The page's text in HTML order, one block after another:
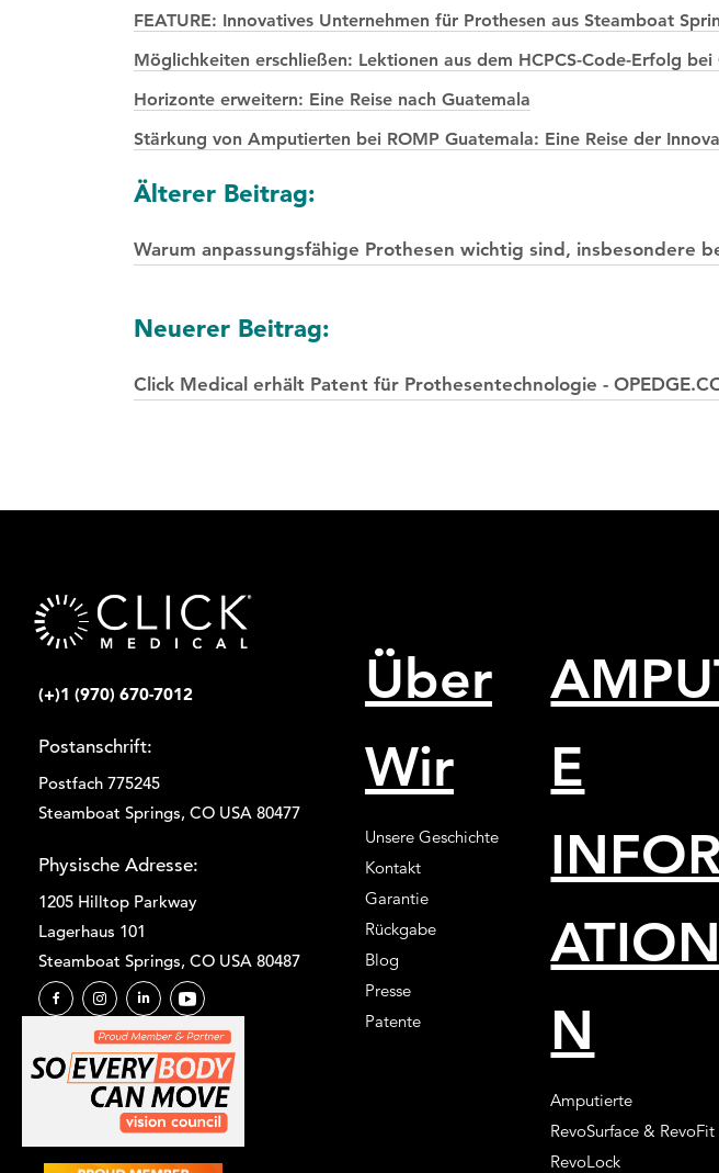
FEATURE: Innovatives Unternehmen für Prothesen aus Steamboat
Möglichkeiten erschließen: Lektionen aus dem HCPCS-Code-Erfolg
Horizonte erweitern: Eine Reise nach Guatemala
Stärkung von Amputierten bei ROMP Guatemala: Eine Reise der
Posts
Navigation
Älterer Beitrag:
Warum anpassungsfähige Prothesen wichtig sind, insbesondere
Neuerer Beitrag:
Click Medical erhält Patent für Prothesentechnologie -
(+)1 (970) 670-7012
Postanschrift:
Postfach 775245
Steamboat Springs, CO USA 80477
Physische Adresse:
1205 Hilltop Parkway
Lagerhaus 101
Steamboat Springs, CO USA 80487
Über
Wir
Unsere Geschichte
Kontakt
Garantie
Rückgabe
Blog
Presse
Patente
E
N
Amputierte
RevoSurface & RevoFit
RevoLock